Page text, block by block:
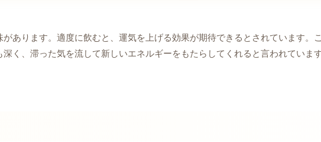
あります。適度に飲むと、運気を上げる効果が期待できるとされています
く、滞った気を流して新しいエネルギーをもたらしてくれると言われてい